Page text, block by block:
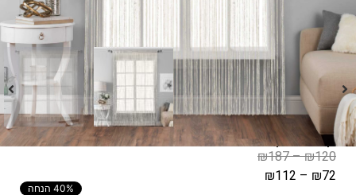
קניה וילון חוטים – צבע בג'
₪120
–
₪187
₪72
–
₪112
40% הנחה